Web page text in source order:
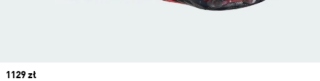
Price
1129 zł